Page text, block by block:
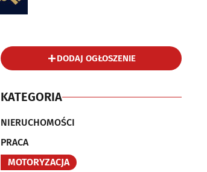
DODAJ OGŁOSZENIE
KATEGORIA
NIERUCHOMOŚCI
PRACA
MOTORYZACJA